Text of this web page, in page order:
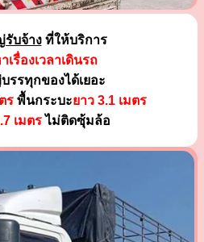
บจ้างที่ให้บริการ
รื่องเวลาเดินรถ
รรทุกของได้เยอะ
รพื้นกระบะยาว 3.1 เมตร
เมตรไม่ติดซุ้มล้อ